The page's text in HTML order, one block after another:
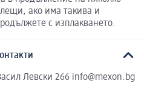
ако има такива и
с изплакването.
Левски 266 info@mexon.bg